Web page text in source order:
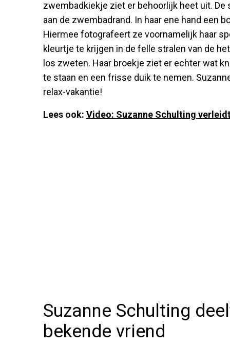
zwembadkiekje ziet er behoorlijk heet uit.
aan de zwembadrand. In haar ene hand een
Hiermee fotografeert ze voornamelijk haar
kleurtje te krijgen in de felle stralen van de
los zweten. Haar broekje ziet er echter wat
te staan en een frisse duik te nemen.
relax-vakantie!
Lees ook: Video: Suzanne Schulting
Suzanne Schulting
bekende vriend